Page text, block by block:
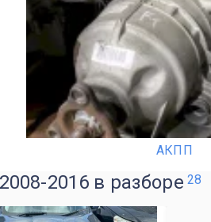
АКПП
2016 в разборе 28